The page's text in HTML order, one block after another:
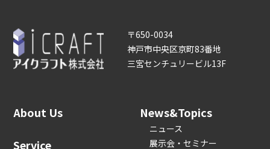
〒650-0034
神戸市中央区京町83番地
三宮センチュリービル13F
About Us
Service
News&Topics
ニュース
展示会・セミナー